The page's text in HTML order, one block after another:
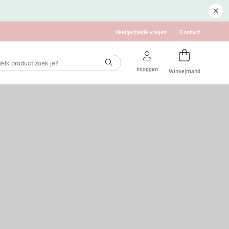
Veelgestelde vragen Contact
Inloggen Winkelmand